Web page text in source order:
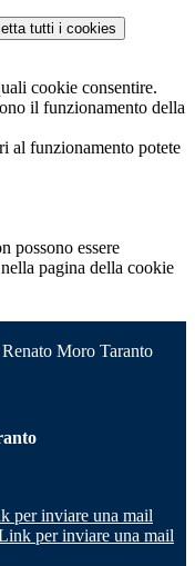
tutti i cookies
cookie consentire.
il funzionamento della
al funzionamento potete
possono essere
pagina della cookie
Moro Taranto
per inviare una mail
per inviare una mail